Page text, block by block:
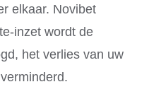
elkaar. Novibet
inzet wordt de
het verlies van uw